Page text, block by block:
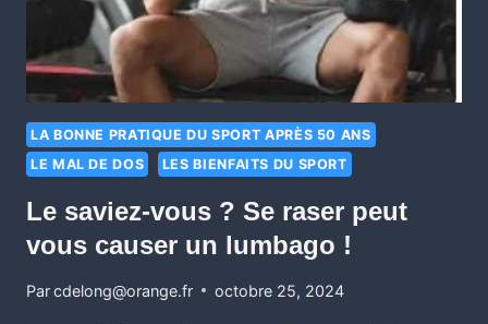
LA BONNE PRATIQUE DU SPORT APRÈS 50 ANS
LE MAL DE DOS
LES BIENFAITS DU SPORT
Le saviez-vous ? Se raser peut
vous causer un lumbago !
Parcdelong@orange.fr octobre 25, 2024